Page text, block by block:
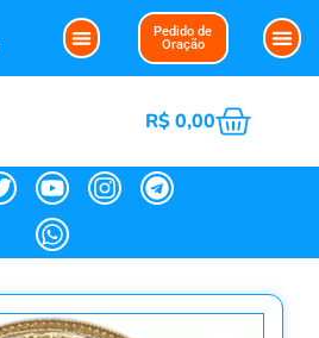
Pedido de
Oração
R$0,00